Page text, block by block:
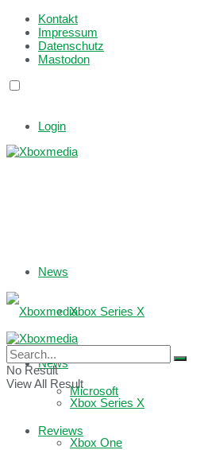
Kontakt
Impressum
Datenschutz
Mastodon
Login
News
Xbox Series X
Microsoft
Reviews
News
Xbox Series X
Xbox One
No Result
View All Result